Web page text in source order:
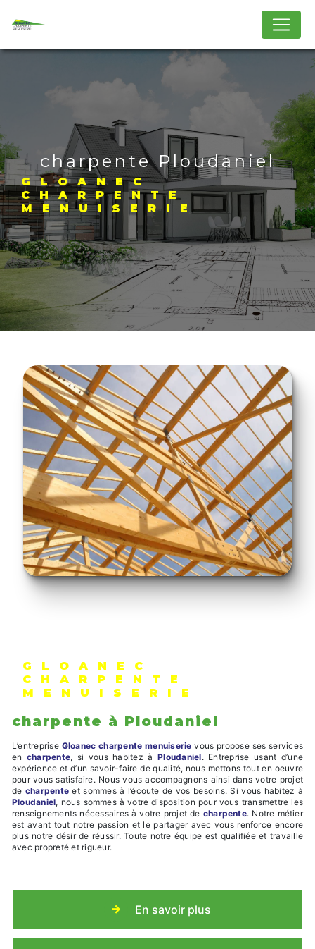
charpente Ploudaniel
GLOANEC
CHARPENTE
MENUISERIE
GLOANEC
CHARPENTE
MENUISERIE
charpente à Ploudaniel
L’entreprise Gloanec charpente menuiserie vous propose ses services
en charpente, si vous habitez àPloudaniel. Entreprise usant d’une
expérience et d’un savoir-faire de qualité, nous mettons tout en oeuvre
pour vous satisfaire. Nous vous accompagnons ainsi dans votre projet
de charpente et sommes à l’écoute de vos besoins. Si vous habitez à
Ploudaniel, nous sommes à votre disposition pour vous transmettre les
renseignements nécessaires à votre projet de charpente. Notre métier
est avant tout notre passion et le partager avec vous renforce encore
plus notre désir de réussir. Toute notre équipe est qualifiée et travaille
avec propreté et rigueur.
En savoir plus